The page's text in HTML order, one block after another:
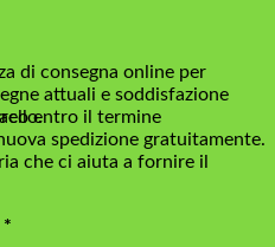
di consegna online per
attuali e soddisfazione
entro il termine
spedizione gratuitamente.
che ci aiuta a fornire il
*